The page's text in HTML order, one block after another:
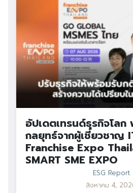
อัปเดตเทรนด์ธุรกิจโลก
กลยุทธ์จากผู้เชี่ยวชาญ
Franchise Expo
SMART SME EXPO
ESG Report
สิงหาคม 4,